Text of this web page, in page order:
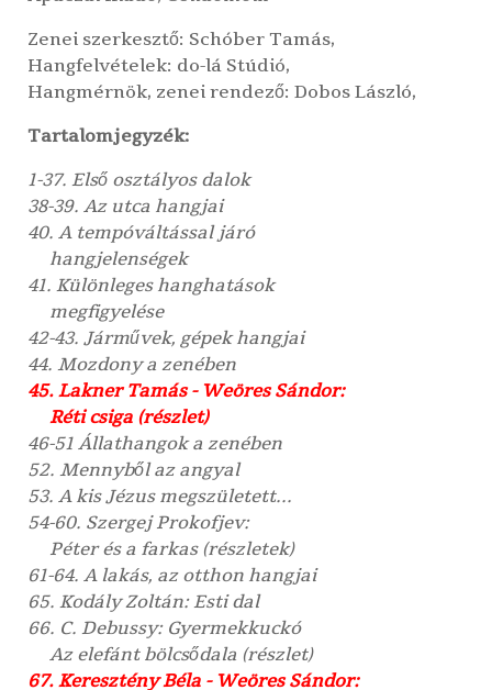
Zenei szerkesztő: Schóber Tamás,
Hangfelvételek: do-lá Stúdió,
Hangmérnök, zenei rendező: Dobos László,
Tartalomjegyzék:
1-37. Első osztályos dalok
38-39. Az utca hangjai
40. A tempóváltással járó
hangjelenségek
41. Különleges hanghatások
megfigyelése
42-43. Járművek, gépek hangjai
44. Mozdony a zenében
45. Lakner Tamás - Weöres Sándor:
Réti csiga (részlet)
46-51 Állathangok a zenében
52. Mennyből az angyal
53. A kis Jézus megszületett...
54-60. Szergej Prokofjev:
Péter és a farkas (részletek)
61-64. A lakás, az otthon hangjai
65. Kodály Zoltán: Esti dal
66. C. Debussy: Gyermekkuckó
Az elefánt bölcsődala (részlet)
67. Keresztény Béla - Weöres Sándor: